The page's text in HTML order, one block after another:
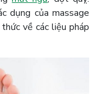
dụng của massage
về các liệu pháp